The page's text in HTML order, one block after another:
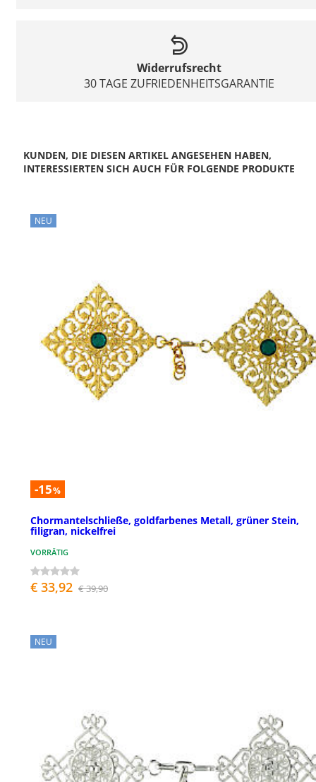
Widerrufsrecht
30 TAGE ZUFRIEDENHEITSGARANTIE
KUNDEN, DIE DIESEN ARTIKEL ANGESEHEN HABEN,
INTERESSIERTEN SICH AUCH FÜR FOLGENDE PRODUKTE
NEU
-15%
Chormantelschließe, goldfarbenes Metall, grüner Stein,
filigran, nickelfrei
VORRÄTIG
€ 33,92 € 39,90
NEU